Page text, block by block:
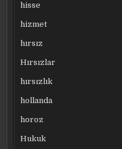
hisse
hizmet
hırsız
Hırsızlar
hırsızlık
hollanda
horoz
Hukuk